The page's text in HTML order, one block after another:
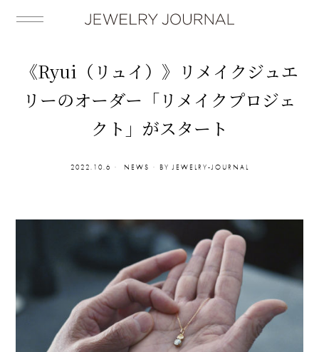
《Ryui（リュイ）》リメイクジュエ
リーのオーダー「リメイクプロジェ
クト」がスタート
2022.10.6 NEWS BY JEWELRY-JOURNAL